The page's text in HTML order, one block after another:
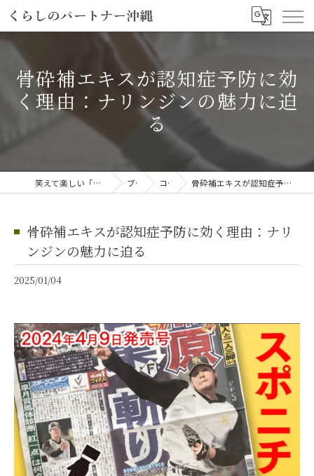
骨砕補エキスが認知症予防に効
く理由：ナリンジンの魅力に迫
る
笑えて楽しい「笑える介護予防体操教室」 ブログ コラム 骨砕補エキスが認知症予防に効く理由：ナリンジンの魅力に迫る
骨砕補エキスが認知症予防に効く理由：ナリ
ンジンの魅力に迫る
2025/01/04